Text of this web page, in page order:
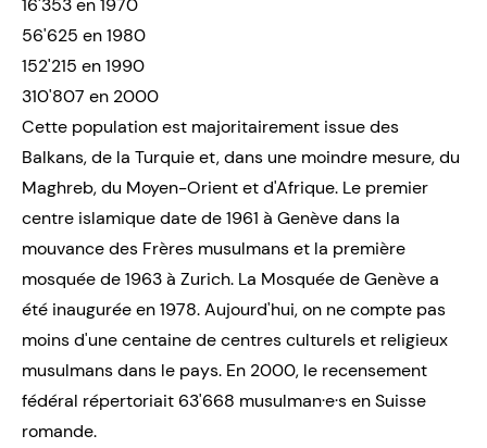
16'353 en 1970
56'625 en 1980
152'215 en 1990
310'807 en 2000
Cette population est majoritairement issue des
Balkans, de la Turquie et, dans une moindre mesure, du
Maghreb, du Moyen-Orient et d'Afrique. Le premier
centre islamique date de 1961 à Genève dans la
mouvance des Frères musulmans et la première
mosquée de 1963 à Zurich. La Mosquée de Genève a
été inaugurée en 1978. Aujourd'hui, on ne compte pas
moins d'une centaine de centres culturels et religieux
musulmans dans le pays. En 2000, le recensement
fédéral répertoriait 63'668 musulman·e·s en Suisse
romande.